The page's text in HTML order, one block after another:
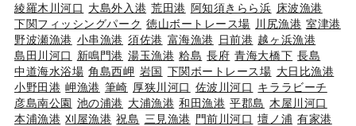
綾羅木川河口 大島外入港 荒田港 阿知須きらら浜 床波漁港
下関フィッシングパーク 徳山ボートレース場 川尻漁港 室津港
野波瀬漁港 小串漁港 須佐港 富海漁港 日前港 越ヶ浜漁港
島田川河口
新鳴門港 湯玉漁港 粭島 長府 青海大橋下 長島
中道海水浴場 角島西岬 岩国 下関ボートレース場 大日比漁港
小野田港 岬漁港 筆崎 厚狭川河口 佐波川河口 キララビーチ
彦島南公園 池の浦港 大浦漁港 和田漁港 平郡島 木屋川河口
本浦漁港 刈屋漁港 祝島 三見漁港 門前川河口 壇ノ浦 有家港